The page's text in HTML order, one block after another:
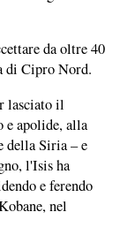
da oltre 40
di Cipro Nord.
lasciato il
e apolide, alla
della Siria – e
l'Isis ha
e ferendo
nel